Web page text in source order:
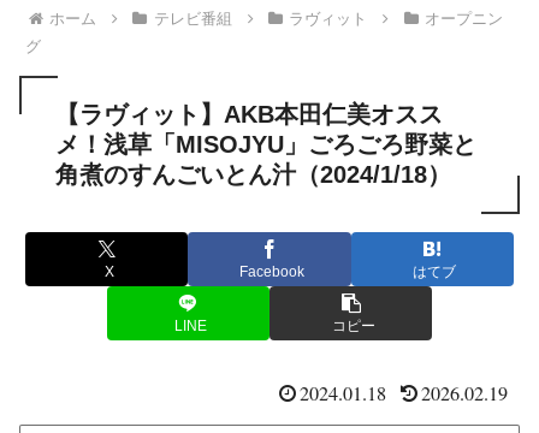
ホーム テレビ番組 ラヴィット
オープニン
グ
【ラヴィット】AKB本田仁美オスス
メ！浅草「MISOJYU」ごろごろ野菜と
角煮のすんごいとん汁（2024/1/18）
X Facebook はてブ
LINE コピー
2024.01.18 2026.02.19